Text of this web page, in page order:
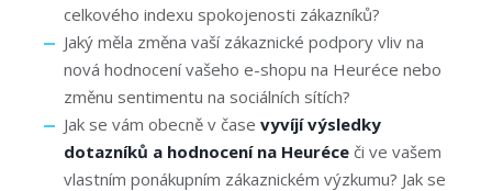
celkového indexu spokojenosti zákazníků?
Jaký měla změna vaší zákaznické podpory vliv na
nová hodnocení vašeho e-shopu na Heuréce nebo
změnu sentimentu na sociálních sítích?
Jak se vám obecně v čase vyvíjí výsledky
dotazníků a hodnocení na Heuréce či ve vašem
vlastním ponákupním zákaznickém výzkumu? Jak se